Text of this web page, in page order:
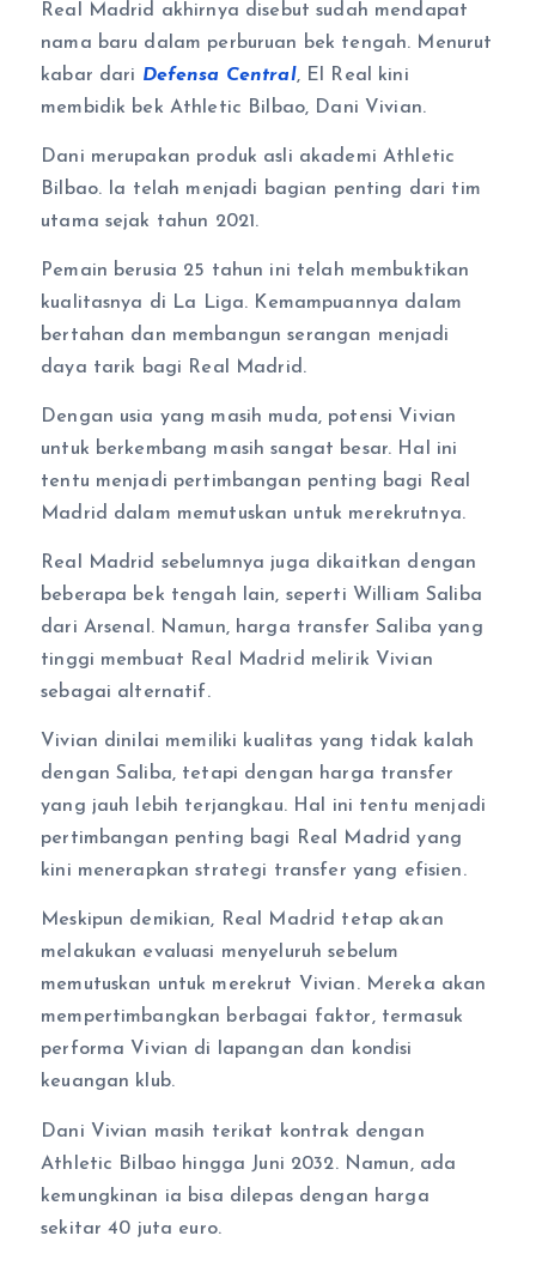
Real Madrid akhirnya disebut sudah mendapat
nama baru dalam perburuan bek tengah. Menurut
kabar dari Defensa Central, El Real kini
membidik bek Athletic Bilbao, Dani Vivian.
Dani merupakan produk asli akademi Athletic
Bilbao. Ia telah menjadi bagian penting dari tim
utama sejak tahun 2021.
Pemain berusia 25 tahun ini telah membuktikan
kualitasnya di La Liga. Kemampuannya dalam
bertahan dan membangun serangan menjadi
daya tarik bagi Real Madrid.
Dengan usia yang masih muda, potensi Vivian
untuk berkembang masih sangat besar. Hal ini
tentu menjadi pertimbangan penting bagi Real
Madrid dalam memutuskan untuk merekrutnya.
Real Madrid sebelumnya juga dikaitkan dengan
beberapa bek tengah lain, seperti William Saliba
dari Arsenal. Namun, harga transfer Saliba yang
tinggi membuat Real Madrid melirik Vivian
sebagai alternatif.
Vivian dinilai memiliki kualitas yang tidak kalah
dengan Saliba, tetapi dengan harga transfer
yang jauh lebih terjangkau. Hal ini tentu menjadi
pertimbangan penting bagi Real Madrid yang
kini menerapkan strategi transfer yang efisien.
Meskipun demikian, Real Madrid tetap akan
melakukan evaluasi menyeluruh sebelum
memutuskan untuk merekrut Vivian. Mereka akan
mempertimbangkan berbagai faktor, termasuk
performa Vivian di lapangan dan kondisi
keuangan klub.
Dani Vivian masih terikat kontrak dengan
Athletic Bilbao hingga Juni 2032. Namun, ada
kemungkinan ia bisa dilepas dengan harga
sekitar 40 juta euro.